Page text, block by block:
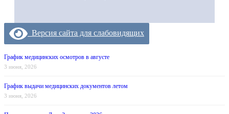
Версия сайта для слабовидящих
График медицинских осмотров в августе
3 июня, 2026
График выдачи медицинских документов летом
3 июня, 2026